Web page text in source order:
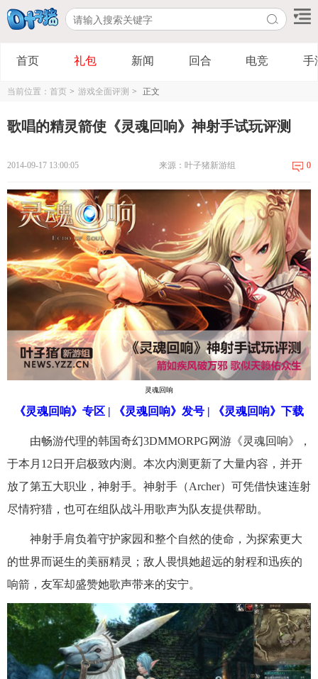
首页 礼包 新闻 回合 电竞 手
当前位置： 首页 > 游戏全面评测 > 正文
歌唱的精灵箭使《灵魂回响》神射手试玩评测
2014-09-17 13:00:05 来源：叶子猪新游组 0
灵魂回响
《灵魂回响》专区 | 《灵魂回响》发号 | 《灵魂回响》下载
由畅游代理的韩国奇幻3DMMORPG网游《灵魂回响》，
于本月12日开启极致内测。本次内测更新了大量内容，并开
放了第五大职业，神射手。神射手（Archer）可凭借快速连射
尽情狩猎，也可在组队战斗用歌声为队友提供帮助。
神射手肩负着守护家园和整个自然的使命，为探索更大
的世界而诞生的美丽精灵；敌人畏惧她超远的射程和迅疾的
响箭，友军却盛赞她歌声带来的安宁。